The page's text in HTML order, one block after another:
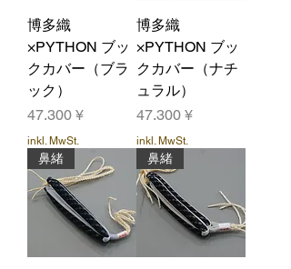
博多織
×PYTHON ブッ
クカバー（ブラ
ック）
Preis
47.300 ¥
inkl. MwSt.
博多織
×PYTHON ブッ
クカバー（ナチ
ュラル）
Preis
47.300 ¥
inkl. MwSt.
鼻緒 鼻緒